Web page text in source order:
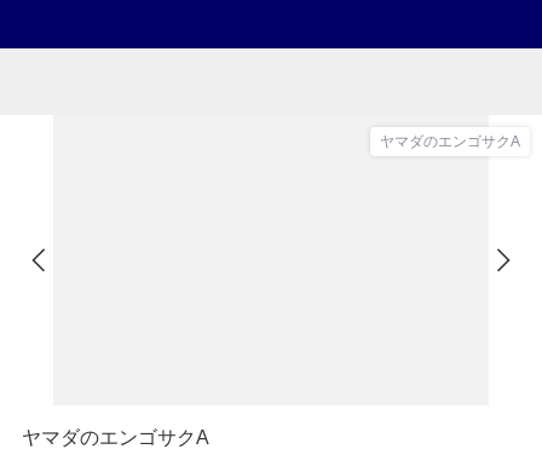
ヤマダのエンゴサクA
ヤマダのエンゴサクA